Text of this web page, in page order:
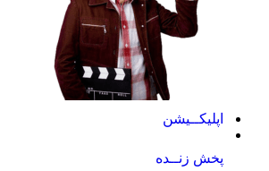
اپلیکــیشن
پخش زنــده